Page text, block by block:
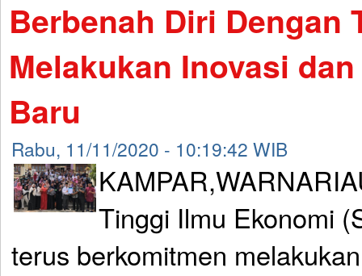
Berbenah Diri Dengan
Melakukan Inovasi
Baru
Rabu, 11/11/2020 - 10:19:42 WIB
Tinggi Ilmu Ekonomi
terus berkomitmen